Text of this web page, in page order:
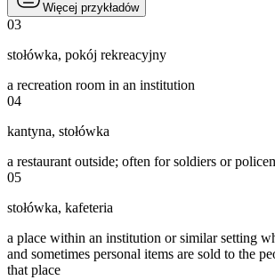
Więcej przykładów
03
stołówka, pokój rekreacyjny
a recreation room in an institution
04
kantyna, stołówka
a restaurant outside; often for soldiers or
05
stołówka, kafeteria
a place within an institution or similar setting
and sometimes personal items are sold to the
that place